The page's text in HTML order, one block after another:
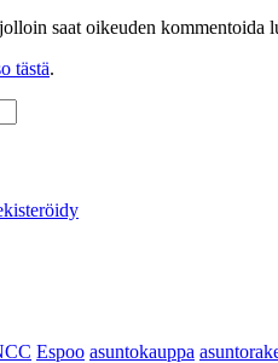
saat oikeuden
tästä.
Espoo asuntokauppa